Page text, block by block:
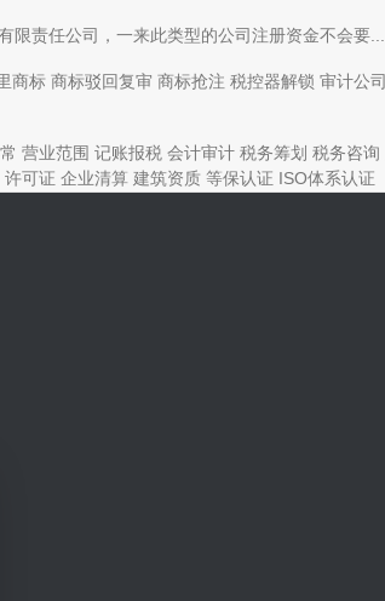
责任公司，一来此类型的公司注册资金不会要...
商标 商标驳回复审 商标抢注 税控器解锁 审计公司
营业范围 记账报税 会计审计 税务筹划 税务咨询
许可证 企业清算 建筑资质 等保认证 ISO体系认证